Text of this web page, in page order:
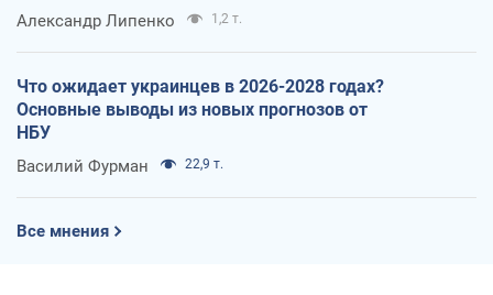
Александр Липенко 1,2 т.
Что ожидает украинцев в 2026-2028 годах?
Основные выводы из новых прогнозов от
НБУ
Василий Фурман 22,9 т.
Все мнения